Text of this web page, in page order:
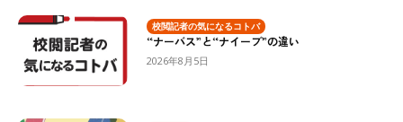
校閲記者の気になるコトバ
“ナーバス”と“ナイーブ”の違い
2026年8月5日